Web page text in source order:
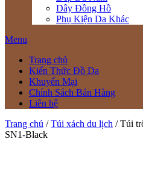
Dây Đồng Hồ
Phụ Kiện Da Khác
Menu
Trang chủ
Kiến Thức Đồ Da
Khuyến Mại
Chính Sách Bán Hàng
Liên hệ
Trang chủ /Túi xách du lịch / Túi
SN1-Black